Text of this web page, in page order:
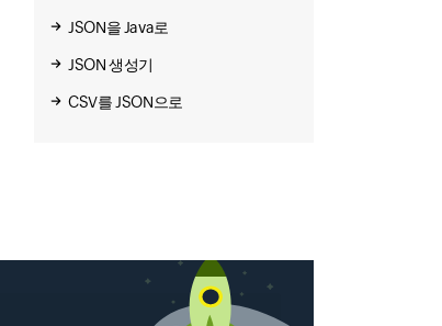
JSON을 Java로
JSON 생성기
CSV를 JSON으로